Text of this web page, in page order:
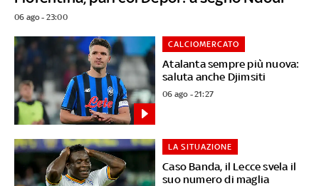
06 ago - 23:00
Atalanta sempre più nuova:
saluta anche Djimsiti
CALCIOMERCATO
06 ago - 21:27
Caso Banda, il Lecce svela il
suo numero di maglia
LA SITUAZIONE